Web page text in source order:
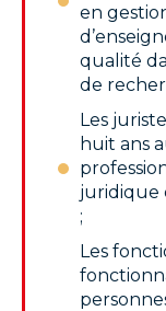
en
qualité
de
Les
huit ans
juridique
;
Les